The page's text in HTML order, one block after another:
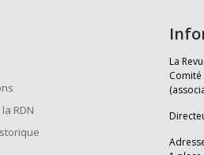
RDN
La
Comité